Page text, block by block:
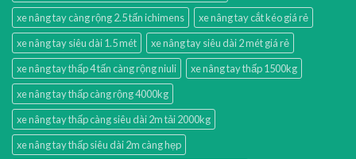
xe nâng tay càng rộng 2.5 tấn ichimens
xe nâng tay cắt kéo giá rẻ
xe nâng tay siêu dài 1.5 mét
xe nâng tay siêu dài 2 mét giá rẻ
xe nâng tay thấp 4 tấn càng rộng niuli
xe nâng tay thấp 1500kg
xe nâng tay thấp càng rộng 4000kg
xe nâng tay thấp càng siêu dài 2m tải 2000kg
xe nâng tay thấp siêu dài 2m càng hẹp